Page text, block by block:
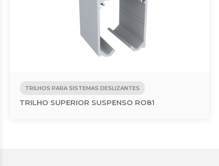
TRILHOS PARA SISTEMAS DESLIZANTES
TRILHO SUPERIOR SUSPENSO RO81